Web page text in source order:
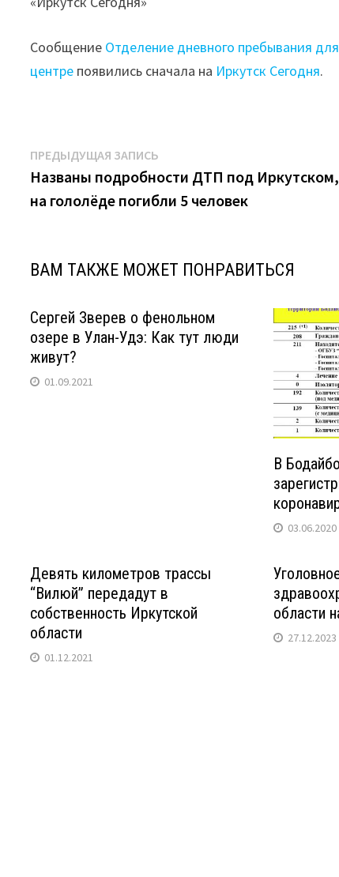
Сообщение Отделение дневного пребывания
центре появились сначала на Иркутск Сегодня.
Навигация
по
записям
ПРЕДЫДУЩАЯ ЗАПИСЬ
запись:
Названы подробности ДТП под
на гололёде погибли 5 человек
ВАМ ТАКЖЕ МОЖЕТ ПОНРАВИТЬСЯ
Сергей Зверев о фенольном
озере в Улан-Удэ: Как тут люди
живут?
01.09.2021
В
03.06.2020
Девять километров трассы
“Вилюй” передадут в
собственность Иркутской
области
01.12.2021
области
27.12.2023